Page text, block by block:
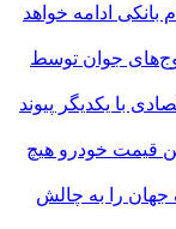
بانکی ادامه خواهد
به زوج‌های جوان توسط
با یکدیگر پیوند
قیمت خودرو هیچ
جهان را به چالش